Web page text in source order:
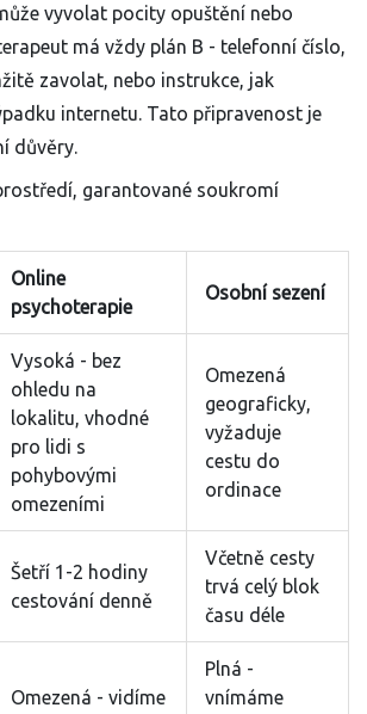
vyvolat pocity opuštění nebo
má vždy plán B - telefonní číslo,
zavolat, nebo instrukce, jak
internetu. Tato připravenost je
důvěry.
garantované soukromí
Online
psychoterapie
Osobní sezení
Vysoká - bez
ohledu na
lokalitu, vhodné
pro lidi s
pohybovými
omezeními
Omezená
geograficky,
vyžaduje
cestu do
ordinace
Šetří 1-2 hodiny
cestování denně
Včetně cesty
trvá celý blok
času déle
Omezená - vidíme
Plná -
vnímáme